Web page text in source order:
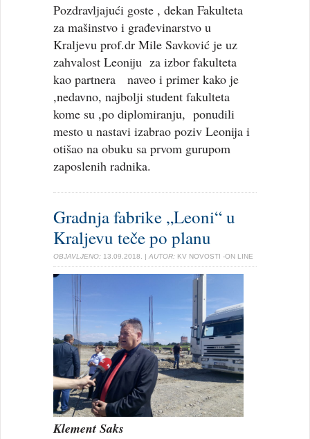
Pozdravljajući goste , dekan Fakulteta
za mašinstvo i građevinarstvo u
Kraljevu prof.dr Mile Savković je uz
zahvalost Leoniju za izbor fakulteta
kao partnera naveo i primer kako je
,nedavno, najbolji student fakulteta
kome su ,po diplomiranju, ponudili
mesto u nastavi izabrao poziv Leonija i
otišao na obuku sa prvom gurupom
zaposlenih radnika.
Gradnja fabrike „Leoni“ u
Kraljevu teče po planu
OBJAVLJENO: 13.09.2018. | AUTOR: KV NOVOSTI -ON LINE
Klement Saks